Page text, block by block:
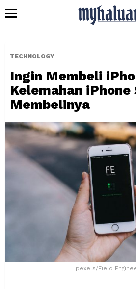
TECHNOLOGY
Ingin Membeli
Kelemahan iPhone
Membelinya
pexels/Field